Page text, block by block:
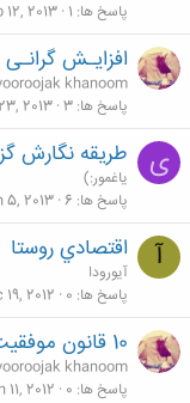
پاسخ ها 1
12, 2013
افزایـش گرانـی
khanoom
پاسخ ها 3
2013
ی طریقه نگارش
یاغمور:)
پاسخ ها 6
5, 2013
آ اقتصادي روستا
آیورودا
پاسخ ها 0
19, 2012
10 قانون موفقيت در كار افريني
khanoom
پاسخ ها 0
11, 2012